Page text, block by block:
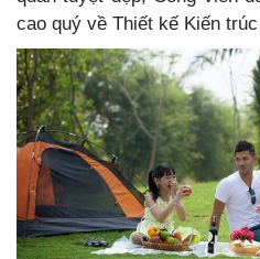
cao quý về Thiết kế Kiến